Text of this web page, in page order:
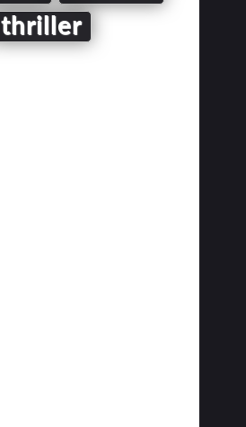
thriller